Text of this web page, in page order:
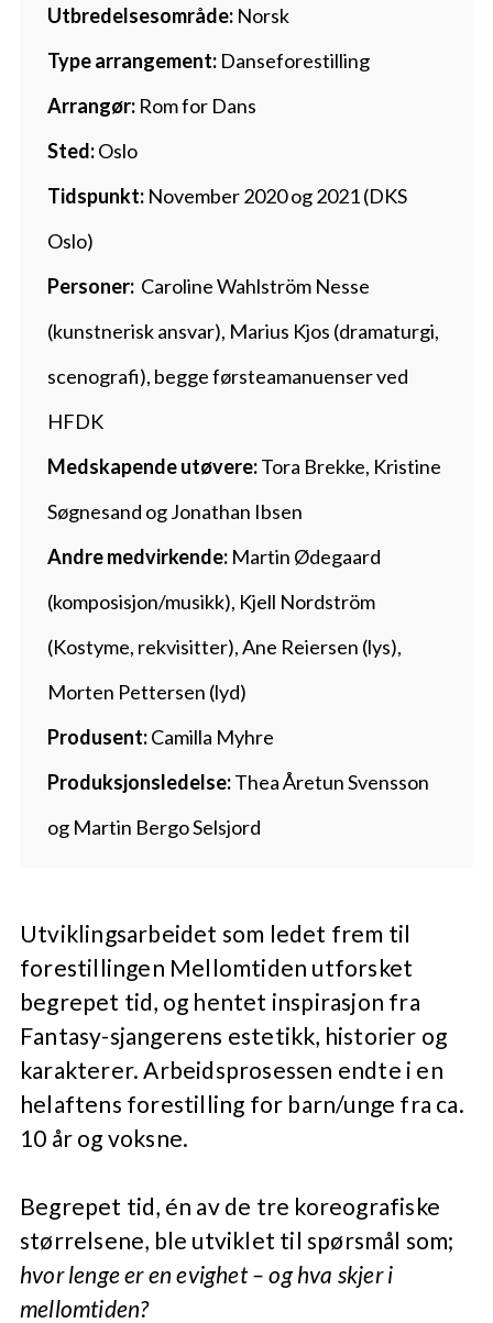
Utbredelsesområde: Norsk
Type arrangement: Danseforestilling
Arrangør: Rom for Dans
Sted:Oslo
Tidspunkt: November 2020 og 2021 (DKS
Oslo)
Personer: Caroline Wahlström Nesse
(kunstnerisk ansvar), Marius Kjos (dramaturgi,
scenografi), begge førsteamanuenser ved
HFDK
Medskapende utøvere:Tora Brekke, Kristine
Søgnesand og Jonathan Ibsen
Andre medvirkende: Martin Ødegaard
(komposisjon/musikk), Kjell Nordström
(Kostyme, rekvisitter), Ane Reiersen (lys),
Morten Pettersen (lyd)
Produsent:Camilla Myhre
Produksjonsledelse:Thea Åretun Svensson
og Martin Bergo Selsjord
Utviklingsarbeidet som ledet frem til
forestillingen Mellomtiden utforsket
begrepet tid, og hentet inspirasjon fra
Fantasy-sjangerens estetikk, historier og
karakterer. Arbeidsprosessen endte i en
helaftens forestilling for barn/unge fra ca.
10 år og voksne.
Begrepet tid, én av de tre koreografiske
størrelsene, ble utviklet til spørsmål som;
hvor lenge er en evighet – og hva skjer i
mellomtiden?